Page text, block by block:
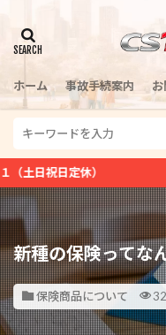
ホーム 事故手続案内
新種の保険ってな
保険商品について